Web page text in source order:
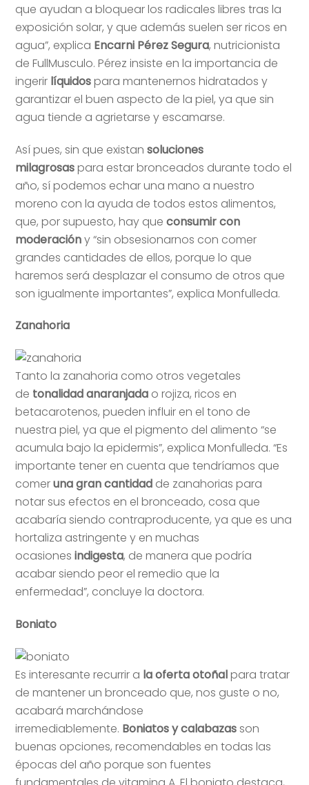
que ayudan a bloquear los radicales libres tras la
exposición solar, y que además suelen ser ricos en
agua”, explica Encarni Pérez Segura, nutricionista
de FullMusculo. Pérez insiste en la importancia de
ingerir líquidospara mantenernos hidratados y
garantizar el buen aspecto de la piel, ya que sin
agua tiende a agrietarse y escamarse.
Así pues, sin que existansoluciones
milagrosaspara estar bronceados durante todo el
año, sí podemos echar una mano a nuestro
moreno con la ayuda de todos estos alimentos,
que, por supuesto, hay queconsumir con
moderacióny “sin obsesionarnos con comer
grandes cantidades de ellos, porque lo que
haremos será desplazar el consumo de otros que
son igualmente importantes”, explica Monfulleda.
Zanahoria
Tanto la zanahoria como otros vegetales
de tonalidad anaranjada o rojiza, ricos en
betacarotenos, pueden influir en el tono de
nuestra piel, ya que el pigmento del alimento “se
acumula bajo la epidermis”, explica Monfulleda. “Es
importante tener en cuenta que tendríamos que
comeruna gran cantidad de zanahorias para
notar sus efectos en el bronceado, cosa que
acabaría siendo contraproducente, ya que es una
hortaliza astringente y en muchas
ocasionesindigesta, de manera que podría
acabar siendo peor el remedio que la
enfermedad”, concluye la doctora.
Boniato
Es interesante recurrir a la oferta otoñalpara tratar
de mantener un bronceado que, nos guste o no,
acabará marchándose
irremediablemente. Boniatos y calabazasson
buenas opciones, recomendables en todas las
épocas del año porque son fuentes